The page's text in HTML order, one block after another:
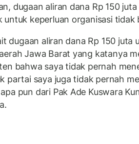
dugaan aliran dana Rp 150
untuk keperluan organisasi tidak
dugaan aliran dana Rp 150 juta
Jawa Barat yang katanya
bahwa saya tidak pernah
partai saya juga tidak pernah
pun dari Pak Ade Kuswara